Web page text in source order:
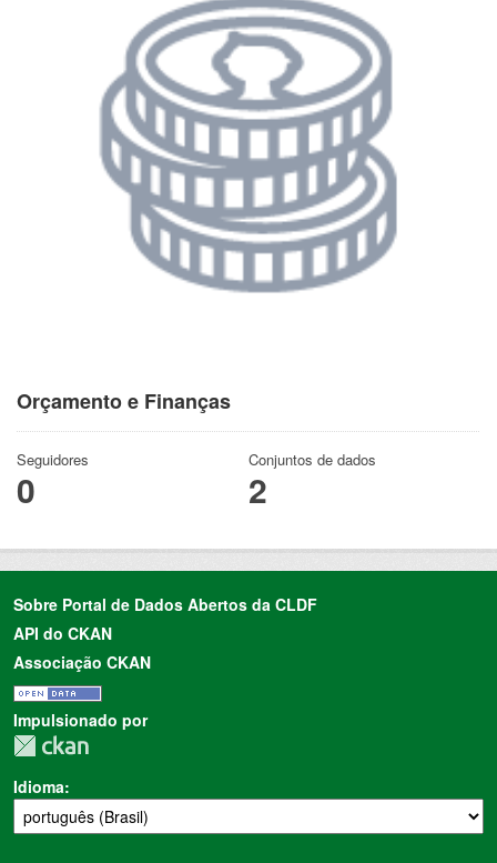
Orçamento e Finanças
Seguidores
0
Conjuntos de dados
2
Sobre Portal de Dados Abertos da CLDF
API do CKAN
Associação CKAN
Impulsionado por
Idioma